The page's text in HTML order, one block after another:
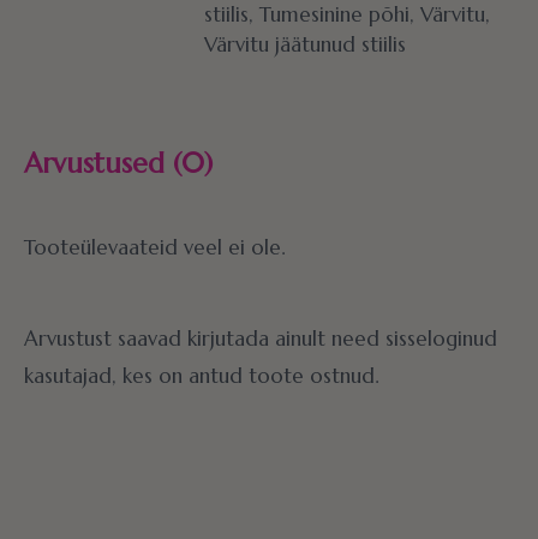
stiilis, Tumesinine põhi, Värvitu,
Värvitu jäätunud stiilis
Arvustused (0)
Tooteülevaateid veel ei ole.
Arvustust saavad kirjutada ainult need sisseloginud
kasutajad, kes on antud toote ostnud.